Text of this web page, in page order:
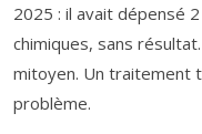
2025 : il avait dépensé
chimiques, sans
mitoyen. Un traitement
problème.